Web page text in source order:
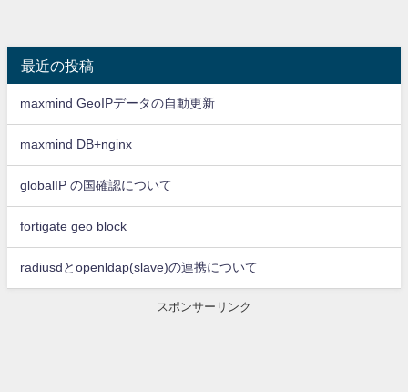
最近の投稿
maxmind GeoIPデータの自動更新
maxmind DB+nginx
globalIP の国確認について
fortigate geo block
radiusdとopenldap(slave)の連携について
スポンサーリンク